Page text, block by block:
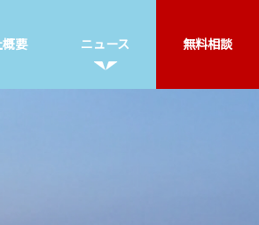
要 ニュース 無料相談